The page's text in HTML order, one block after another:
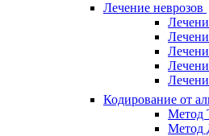
Лечение неврозов
Кодирование от
Метод
Метод